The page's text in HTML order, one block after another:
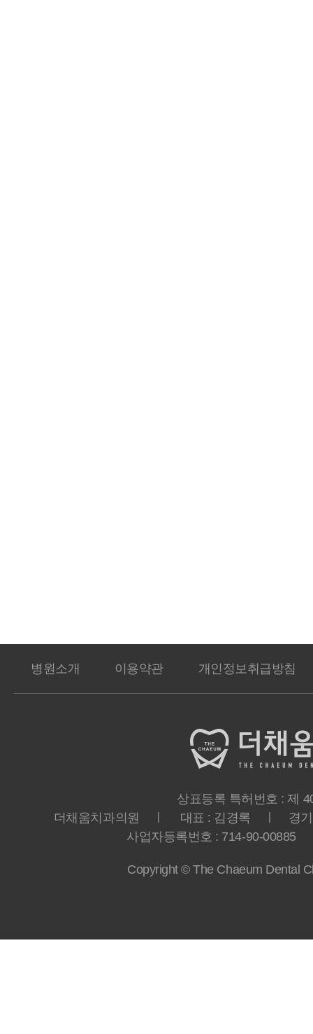
병원소개 이용약관 개인정보취급방침
상표등록 특허번호 : 제
더채움치과의원 ㅣ 대표 : 김경록 ㅣ 경기
사업자등록번호 : 714-90-00885
Copyright © The Chaeum Dental